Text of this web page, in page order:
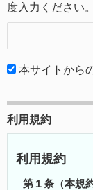
度入力ください。
本サイトから
利用規約
利用規約
第１条（本規約